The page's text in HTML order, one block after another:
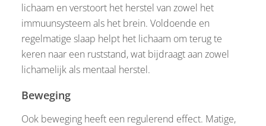
lichaam en verstoort het herstel van zowel het
immuunsysteem als het brein. Voldoende en
regelmatige slaap helpt het lichaam om terug te
keren naar een ruststand, wat bijdraagt aan zowel
lichamelijk als mentaal herstel.
Beweging
Ook beweging heeft een regulerend effect. Matige,